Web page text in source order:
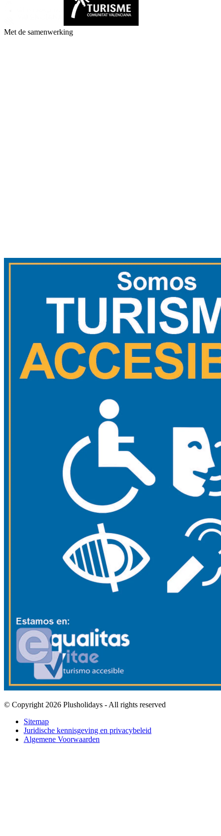
Met de samenwerking
© Copyright 2026 Plusholidays - All rights reserved
Sitemap
Juridische kennisgeving en privacybeleid
Algemene Voorwaarden